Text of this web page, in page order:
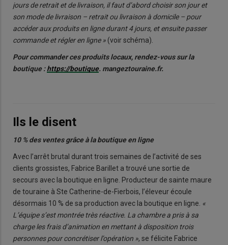
jours de retrait et de livraison, il faut d’abord choisir son jour et
son mode de livraison – retrait ou livraison à domicile – pour
accéder aux produits en ligne durant 4 jours, et ensuite passer
commande et régler en ligne » (voir schéma).
Pour commander ces produits locaux, rendez-vous sur la
boutique :https://boutique. mangeztouraine.fr.
Ils le disent
10 % des ventes grâce à la boutique en ligne
Avec l’arrêt brutal durant trois semaines de l’activité de ses
clients grossistes, Fabrice Barillet a trouvé une sortie de
secours avec la boutique en ligne. Producteur de sainte maure
de touraine à Ste Catherine-de-Fierbois, l’éleveur écoule
désormais 10 % de sa production avec la boutique en ligne. «
L’équipe s’est montrée très réactive. La chambre a pris à sa
charge les frais d’animation en mettant à disposition trois
personnes pour concrétiser l’opération », se félicite Fabrice